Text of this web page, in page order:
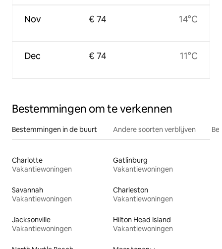
Nov
Dec
€ 74
€ 74
14°C
11°C
Bestemmingen om te verkennen
Bestemmingen in de buurt Andere soorten verblijven
Charlotte
Vakantiewoningen
Gatlinburg
Vakantiewoningen
Savannah
Vakantiewoningen
Charleston
Vakantiewoningen
Jacksonville
Vakantiewoningen
Hilton Head Island
Vakantiewoningen